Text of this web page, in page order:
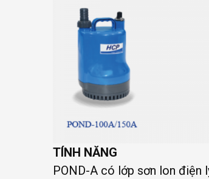
TÍNH NĂNG
POND-A có lớp sơn lon điện